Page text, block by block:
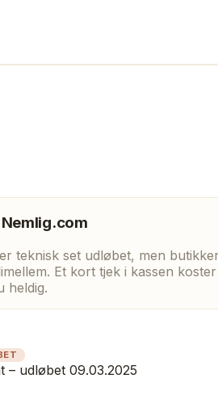
Nemlig.com
teknisk set udløbet, men
Et kort tjek i kassen koster
heldig.
– udløbet 09.03.2025